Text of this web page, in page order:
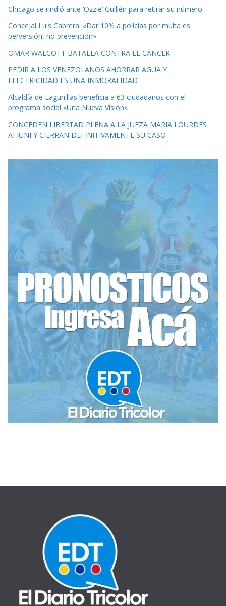
Chicago se rindió ante ‘Ozzie’ Guillén para retirar su número
Concejal Luis Cabrera: «Dar 10% a policías por multa es
perversión, no prevención»
OMAR WALCOTT BATALLA CONTRA EL CÁNCER
PEDIR A LOS VENEZOLANOS AHORRAR AGUA Y
ELECTRICIDAD ES UNA INMORALIDAD
Alcaldía de Lagunillas beneficia a 63 ciudadanos con el
programa social «Una Nueva Visión»
CONCEDEN LIBERTAD PLENA A LA JUEZA MARIA LOURDES
AFIUNI Y CIERRAN DEFINITIVAMENTE SU CASO